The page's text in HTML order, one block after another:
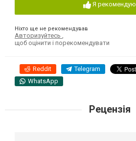
Я рекомендую
Ніхто ще не рекомендував
Авторизуйтесь
щоб оцінити і порекомендувати
Reddit Telegram
WhatsApp
Рецензія